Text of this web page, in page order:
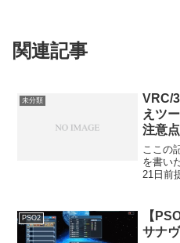
関連記事
未分類
VRC/
えツ
注意点
ここの
を書い
21日前
せん
PSO2
【
サナ